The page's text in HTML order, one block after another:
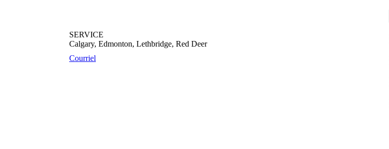
SERVICE
Calgary, Edmonton, Lethbridge, Red Deer
Courriel